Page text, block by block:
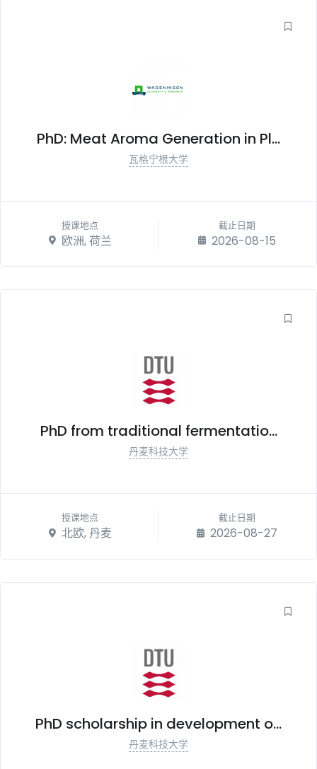
PhD: Meat Aroma Generation in Pl...
瓦格宁根大学
授课地点
欧洲, 荷兰
截止日期
2026-08-15
PhD from traditional fermentatio...
丹麦科技大学
授课地点
北欧, 丹麦
截止日期
2026-08-27
PhD scholarship in development o...
丹麦科技大学